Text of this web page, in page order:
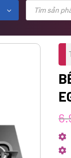
Tìm
kiếm
phẩm